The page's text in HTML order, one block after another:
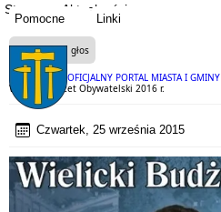
Pomocne Linki
OFICJALNY PORTAL MIASTA I GMINY
Strona Aktualności
Czytaj na głos
Wielicki Budżet Obywatelski 2016 r.
Czwartek, 25 września 2015